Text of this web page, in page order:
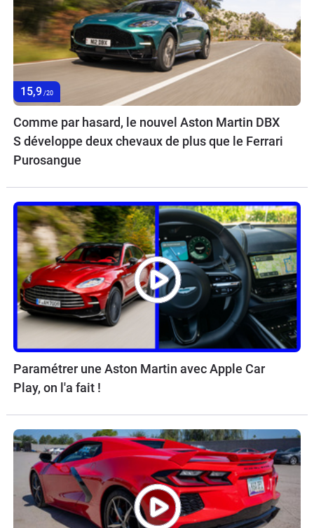
15,9 /20
Comme par hasard, le nouvel Aston Martin DBX
S développe deux chevaux de plus que le Ferrari
Purosangue
Paramétrer une Aston Martin avec Apple Car
Play, on l'a fait !